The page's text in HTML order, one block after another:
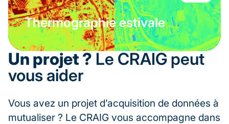
Thermographie estivale
Un projet ? Le CRAIG peut
vous aider
Vous avez un projet d’acquisition de données à
mutualiser ? Le CRAIG vous accompagne dans